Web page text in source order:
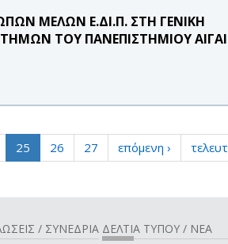
ΜΕΛΩΝ Ε.ΔΙ.Π. ΣΤΗ ΓΕΝΙΚΗ
ΤΟΥ ΠΑΝΕΠΙΣΤΗΜΙΟΥ
25 26 27 επόμενη ›
/ ΣΥΝΕΔΡΙΑ ΔΕΛΤΙΑ ΤΥΠΟΥ / ΝΕΑ